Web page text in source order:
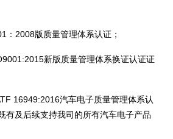
：2008版质量管理体系认证；
新版质量管理体系换证认证证
16949:2016汽车电子质量管理体系认
有及后续支持我司的所有汽车电子产品